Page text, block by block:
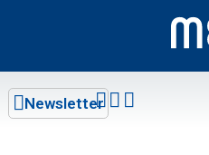
Newsletter